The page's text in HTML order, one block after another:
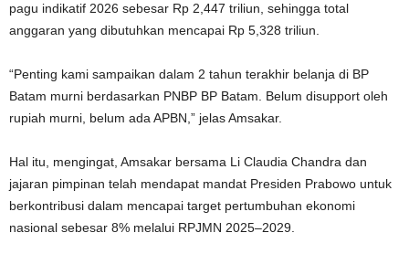
pagu indikatif 2026 sebesar Rp 2,447 triliun, sehingga total
anggaran yang dibutuhkan mencapai Rp 5,328 triliun.
“Penting kami sampaikan dalam 2 tahun terakhir belanja di BP
Batam murni berdasarkan PNBP BP Batam. Belum disupport oleh
rupiah murni, belum ada APBN,” jelas Amsakar.
Hal itu, mengingat, Amsakar bersama Li Claudia Chandra dan
jajaran pimpinan telah mendapat mandat Presiden Prabowo untuk
berkontribusi dalam mencapai target pertumbuhan ekonomi
nasional sebesar 8% melalui RPJMN 2025–2029.